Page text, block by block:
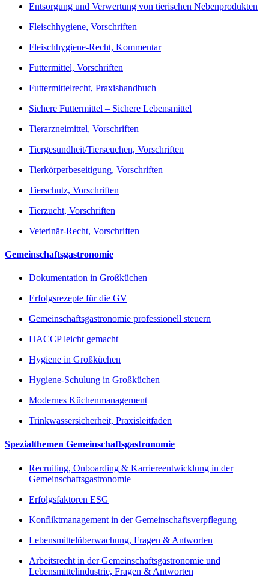
Entsorgung und Verwertung von tierischen Nebenprodukten
Fleischhygiene, Vorschriften
Fleischhygiene-Recht, Kommentar
Futtermittel, Vorschriften
Futtermittelrecht, Praxishandbuch
Sichere Futtermittel – Sichere Lebensmittel
Tierarzneimittel, Vorschriften
Tiergesundheit/Tierseuchen, Vorschriften
Tierkörperbeseitigung, Vorschriften
Tierschutz, Vorschriften
Tierzucht, Vorschriften
Veterinär-Recht, Vorschriften
Gemeinschaftsgastronomie
Dokumentation in Großküchen
Erfolgsrezepte für die GV
Gemeinschaftsgastronomie professionell steuern
HACCP leicht gemacht
Hygiene in Großküchen
Hygiene-Schulung in Großküchen
Modernes Küchenmanagement
Trinkwassersicherheit, Praxisleitfaden
Spezialthemen Gemeinschaftsgastronomie
Recruiting, Onboarding & Karriereentwicklung in der
Gemeinschaftsgastronomie
Erfolgsfaktoren ESG
Konfliktmanagement in der Gemeinschaftsverpflegung
Lebensmittelüberwachung, Fragen & Antworten
Arbeitsrecht in der Gemeinschaftsgastronomie und
Lebensmittelindustrie, Fragen & Antworten